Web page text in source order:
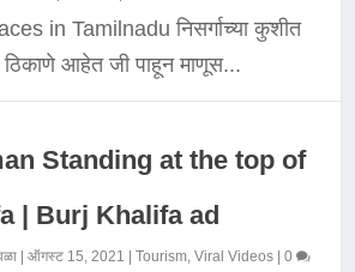
in Tamilnadu निसर्गाच्या कुशीत
आहेत जी पाहून माणूस...
Standing at the top of
| Burj Khalifa ad
|ऑगस्ट 15, 2021 |Tourism,Viral Videos |0